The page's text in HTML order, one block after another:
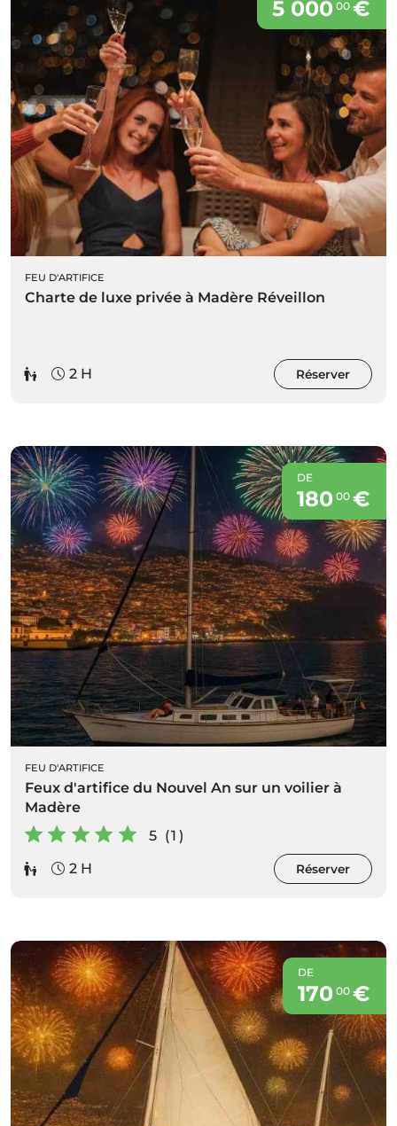
5 000 00€
FEU D'ARTIFICE
Charte de luxe privée à Madère Réveillon
2 H Réserver
DE
180 00€
FEU D'ARTIFICE
Feux d'artifice du Nouvel An sur un voilier à
Madère
5 (1)
2 H
Réserver
DE
170 00€